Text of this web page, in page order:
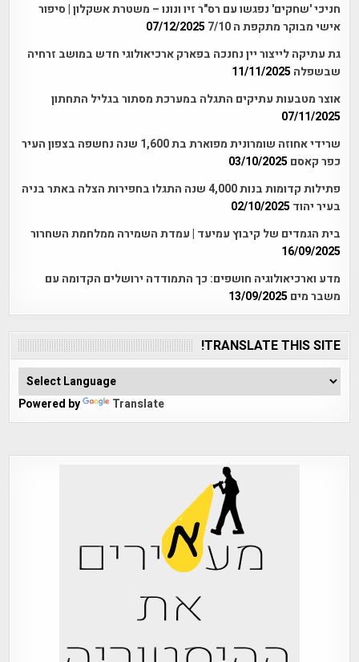
חניכי 'שחקים' נפגשו עם רס"ר זיו ונונו – משטרת אשקלון | סיפור
אישי מבוקר מתקפת ה 7/10
07/12/2025
גת עתיקה לייצור יין נחנכה בפארק ארכיאולוגי חדש במושב זרחיה
שבשפלה 11/11/2025
אוצר מטבעות עתיקים התגלה במערכת מסתור בגליל התחתון
07/11/2025
שרידי אחוזה שומרונית מפוארת בת 1,600 שנה נחשפה בצפון העיר
כפר קאסם 03/10/2025
פתילות קדומות בנות 4,000 שנה התגלו בחפירות הצלה באתר בניה
בעיר יהוד 02/10/2025
בית הגמדים של קיבוץ עמיעד | עמדת השמירה ממלחמת השחרור
16/09/2025
מדע וארכיאולוגיה חושפים: כך התמודדה ירושלים הקדומה עם
משבר מים 13/09/2025
TRANSLATE THIS SITE!
Powered by Translate